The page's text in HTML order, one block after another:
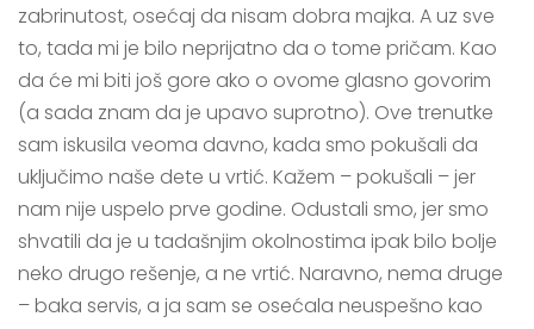
zabrinutost, osećaj da nisam dobra majka. A uz sve
to, tada mi je bilo neprijatno da o tome pričam. Kao
da će mi biti još gore ako o ovome glasno govorim
(a sada znam da je upavo suprotno). Ove trenutke
sam iskusila veoma davno, kada smo pokušali da
uključimo naše dete u vrtić. Kažem – pokušali – jer
nam nije uspelo prve godine. Odustali smo, jer smo
shvatili da je u tadašnjim okolnostima ipak bilo bolje
neko drugo rešenje, a ne vrtić. Naravno, nema druge
– baka servis, a ja sam se osećala neuspešno kao